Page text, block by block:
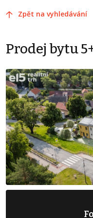
Zpět na vyhledávání
Prodej bytu